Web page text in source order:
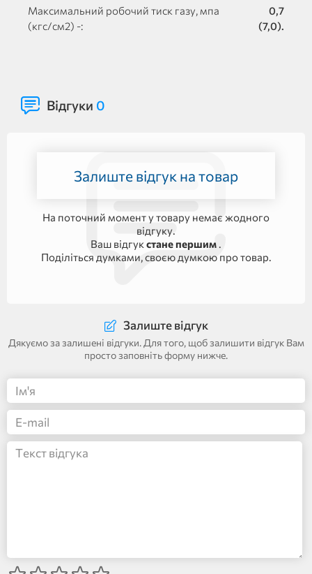
Максимальний робочий тиск газу, мпа
(кгс/см2) -:
0,7
(7,0).
Відгуки 0
Залиште відгук на товар
На поточний момент у товару немає жодного
відгуку.
Ваш відгук стане першим .
Поділіться думками, своєю думкою про товар.
Залиште відгук
Дякуємо за залишені відгуки. Для того, щоб залишити відгук Вам
просто заповніть форму нижче.